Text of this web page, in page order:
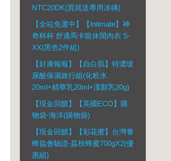
NTC20DK(買就送專用冰磚)
【全站免運中】【Intimate】神
奇杯杯 舒適馬卡龍休閒內衣 S-
XX(黑色2件組)
【好康報報】【自白肌】特濃玻
尿酸保濕旅行組(化粧水
20ml+精華乳20ml+潔顏乳20g)
【現金回饋】【英國ECO】購
物袋-海洋(購物袋)
【現金回饋】【彩花蜜】台灣養
蜂協會驗證-荔枝蜂蜜700gX2(優
惠組)